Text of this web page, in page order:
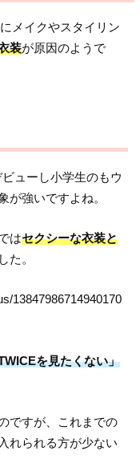
メイクやスタイリン
装が原因のようで
ューし小学生のもウ
が強いですよね。
はセクシーな衣装と
た。
13847986714940170
を見たくない」
ですが、これまでの
れられる方が少ない